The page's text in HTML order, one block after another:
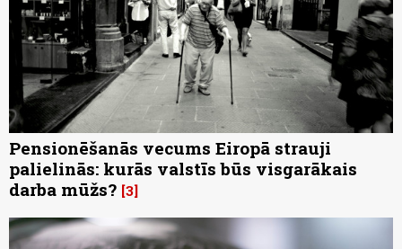
Pensionēšanās vecums Eiropā strauji
palielinās: kurās valstīs būs visgarākais
darba mūžs? 3